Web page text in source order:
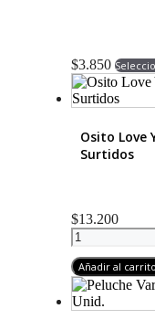
$3.850
Osito Love
Surtidos
$13.200
Osito
Love
You
Colores
13cm
Añadir al carrito